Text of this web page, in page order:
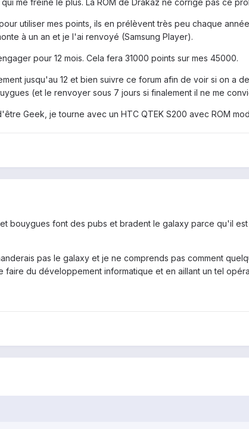
utiliser mes points, ils en prélèvent très peu chaque
à un an et je l'ai renvoyé (Samsung Player).
pour 12 mois. Cela fera 31000 points sur mes 45000.
jusqu'au 12 et bien suivre ce forum afin de voir si on a
(et le renvoyer sous 7 jours si finalement il ne me
Geek, je tourne avec un HTC QTEK S200 avec ROM
et bouygues font des pubs et bradent le galaxy parce qu'il
pas le galaxy et je ne comprends pas comment
faire du développement informatique et en aillant un tel